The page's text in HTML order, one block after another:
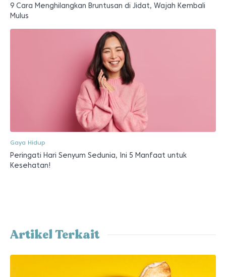
9 Cara Menghilangkan Bruntusan di Jidat, Wajah Kembali
Mulus
Gaya Hidup
Peringati Hari Senyum Sedunia, Ini 5 Manfaat untuk
Kesehatan!
Artikel Terkait